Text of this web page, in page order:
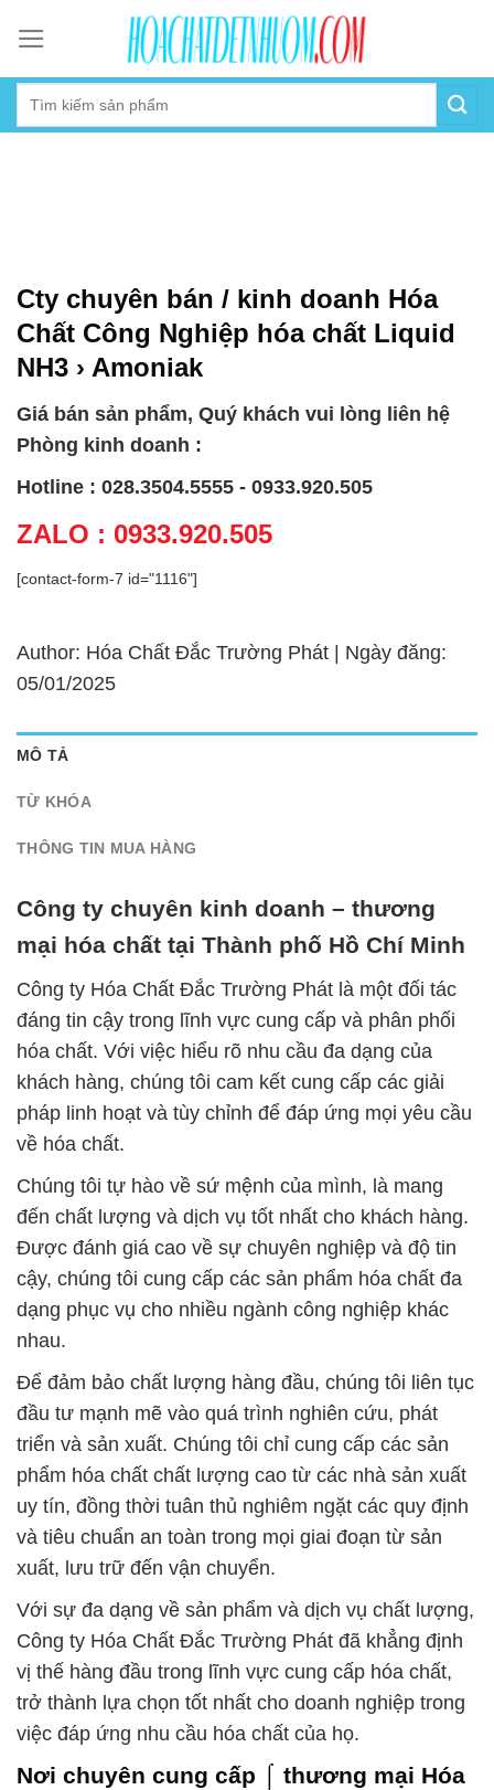
content
Cty chuyên bán / kinh doanh Hóa
Chất Công Nghiệp hóa chất Liquid
NH3 › Amoniak
Giá bán sản phẩm, Quý khách vui lòng liên hệ
Phòng kinh doanh :
Hotline : 028.3504.5555 - 0933.920.505
ZALO : 0933.920.505
[contact-form-7 id="1116"]
Author: Hóa Chất Đắc Trường Phát | Ngày đăng:
05/01/2025
MÔ TẢ
TỪ KHÓA
THÔNG TIN MUA HÀNG
Công ty chuyên kinh doanh – thương
mại hóa chất tại Thành phố Hồ Chí Minh
Công ty Hóa Chất Đắc Trường Phát là một đối tác
đáng tin cậy trong lĩnh vực cung cấp và phân phối
hóa chất. Với việc hiểu rõ nhu cầu đa dạng của
khách hàng, chúng tôi cam kết cung cấp các giải
pháp linh hoạt và tùy chỉnh để đáp ứng mọi yêu cầu
về hóa chất.
Chúng tôi tự hào về sứ mệnh của mình, là mang
đến chất lượng và dịch vụ tốt nhất cho khách hàng.
Được đánh giá cao về sự chuyên nghiệp và độ tin
cậy, chúng tôi cung cấp các sản phẩm hóa chất đa
dạng phục vụ cho nhiều ngành công nghiệp khác
nhau.
Để đảm bảo chất lượng hàng đầu, chúng tôi liên tục
đầu tư mạnh mẽ vào quá trình nghiên cứu, phát
triển và sản xuất. Chúng tôi chỉ cung cấp các sản
phẩm hóa chất chất lượng cao từ các nhà sản xuất
uy tín, đồng thời tuân thủ nghiêm ngặt các quy định
và tiêu chuẩn an toàn trong mọi giai đoạn từ sản
xuất, lưu trữ đến vận chuyển.
Với sự đa dạng về sản phẩm và dịch vụ chất lượng,
Công ty Hóa Chất Đắc Trường Phát đã khẳng định
vị thế hàng đầu trong lĩnh vực cung cấp hóa chất,
trở thành lựa chọn tốt nhất cho doanh nghiệp trong
việc đáp ứng nhu cầu hóa chất của họ.
Nơi chuyên cung cấp ⌠ thương mại Hóa